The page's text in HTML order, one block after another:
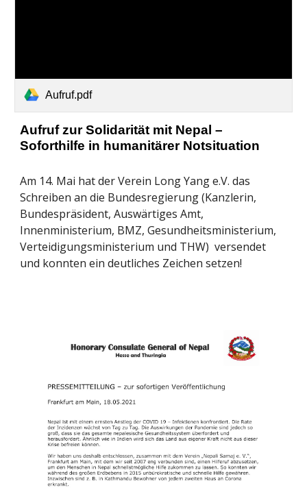
Aufruf.pdf
Aufruf zur Solidarität mit Nepal –
Soforthilfe in humanitärer Notsituation
Am 14. Mai hat der Verein Long Yang e.V. das
Schreiben an die Bundesregierung (Kanzlerin,
Bundespräsident, Auswärtiges Amt,
Innenministerium, BMZ, Gesundheitsministerium,
Verteidigungsministerium und THW)  versendet
und konnten ein deutliches Zeichen setzen!